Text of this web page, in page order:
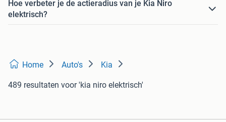
Hoe verbeter je de actieradius van je Kia Niro
elektrisch?
Home Auto's Kia
489 resultaten voor 'kia niro elektrisch'